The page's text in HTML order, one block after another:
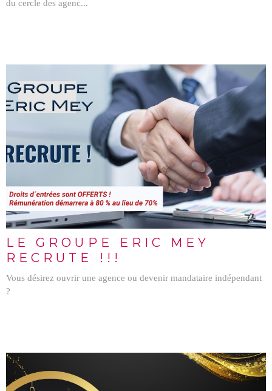
du cercle des agenc...
LE GROUPE ERIC MEY
RECRUTE !!!
Vous désirez ouvrir une agence ou devenir mandataire indépendant
?
LIRE L'ARTICLE